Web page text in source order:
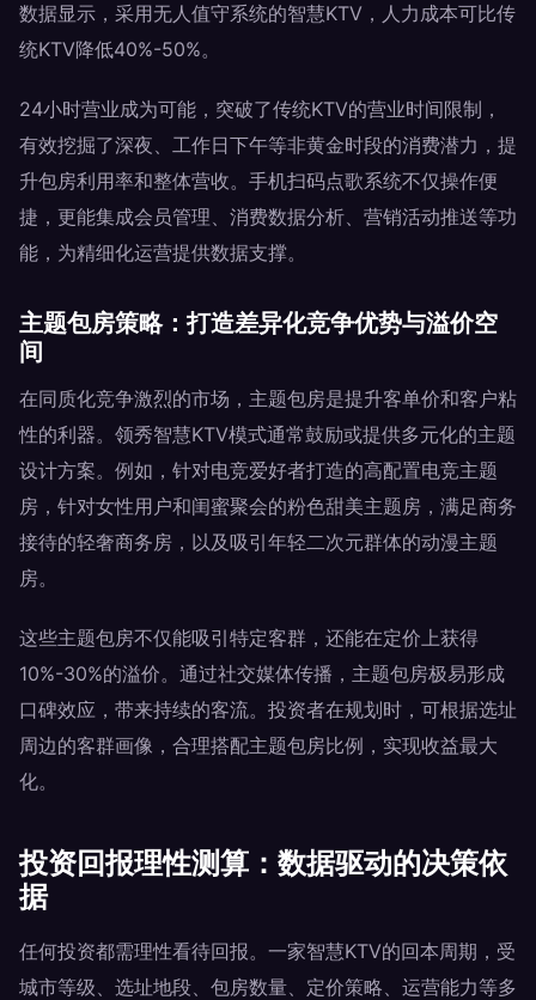
数据显示，采用无人值守系统的智慧KTV，人力成本可比传
统KTV降低40%-50%。
24小时营业成为可能，突破了传统KTV的营业时间限制，
有效挖掘了深夜、工作日下午等非黄金时段的消费潜力，提
升包房利用率和整体营收。手机扫码点歌系统不仅操作便
捷，更能集成会员管理、消费数据分析、营销活动推送等功
能，为精细化运营提供数据支撑。
主题包房策略：打造差异化竞争优势与溢价空
间
在同质化竞争激烈的市场，主题包房是提升客单价和客户粘
性的利器。领秀智慧KTV模式通常鼓励或提供多元化的主题
设计方案。例如，针对电竞爱好者打造的高配置电竞主题
房，针对女性用户和闺蜜聚会的粉色甜美主题房，满足商务
接待的轻奢商务房，以及吸引年轻二次元群体的动漫主题
房。
这些主题包房不仅能吸引特定客群，还能在定价上获得
10%-30%的溢价。通过社交媒体传播，主题包房极易形成
口碑效应，带来持续的客流。投资者在规划时，可根据选址
周边的客群画像，合理搭配主题包房比例，实现收益最大
化。
投资回报理性测算：数据驱动的决策依
据
任何投资都需理性看待回报。一家智慧KTV的回本周期，受
城市等级、选址地段、包房数量、定价策略、运营能力等多